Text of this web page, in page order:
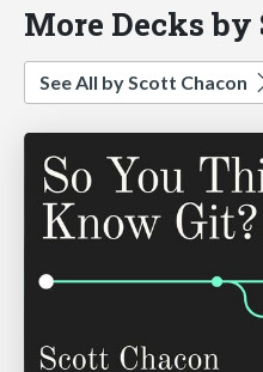
More Decks by
See All by Scott Chacon